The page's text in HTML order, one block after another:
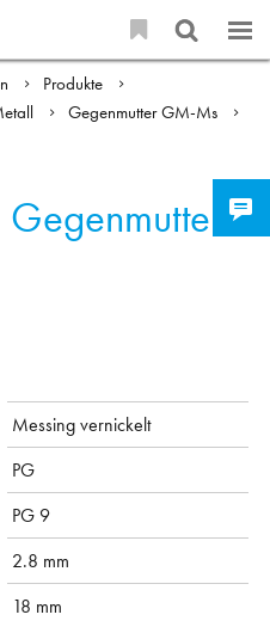
Produkte
Gegenmutter GM-Ms
Gegenmutter
Messing vernickelt
PG
PG 9
2.8 mm
18 mm